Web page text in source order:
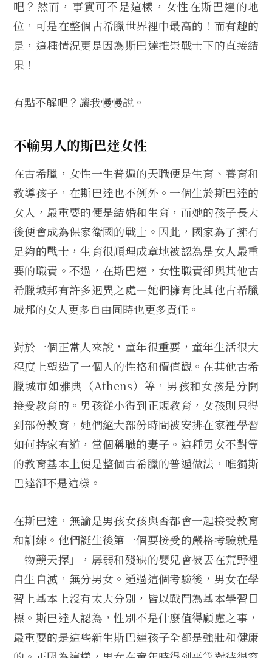
吧？然而，事實可不是這樣，女性在斯巴達的地
位，可是在整個古希臘世界裡中最高的！而有趣的
是，這種情況更是因為斯巴達推崇戰士下的直接結
果！
有點不解吧？讓我慢慢說。
不輸男人的斯巴達女性
在古希臘，女性一生普遍的天職便是生育、養育和
教導孩子，在斯巴達也不例外。一個生於斯巴達的
女人，最重要的便是結婚和生育，而她的孩子長大
後便會成為保家衛國的戰士。因此，國家為了擁有
足夠的戰士，生育很順理成章地被認為是女人最重
要的職責。不過，在斯巴達，女性職責卻與其他古
希臘城邦有許多迥異之處—她們擁有比其他古希臘
城邦的女人更多自由同時也更多責任。
對於一個正常人來說，童年很重要，童年生活很大
程度上塑造了一個人的性格和價值觀。在其他古希
臘城市如雅典（Athens）等，男孩和女孩是分開
接受教育的。男孩從小得到正規教育，女孩則只得
到部份教育，她們絕大部份時間被安排在家裡學習
如何持家有道，當個稱職的妻子。這種男女不對等
的教育基本上便是整個古希臘的普遍做法，唯獨斯
巴達卻不是這樣。
在斯巴達，無論是男孩女孩與否都會一起接受教育
和訓練。他們誕生後第一個要接受的嚴格考驗就是
「物競天擇」，孱弱和殘缺的嬰兒會被丟在荒野裡
自生自滅，無分男女。通過這個考驗後，男女在學
習上基本上沒有太大分別，皆以戰鬥為基本學習目
標。斯巴達人認為，性別不是什麼值得顧慮之事，
最重要的是這些新生斯巴達孩子全都是強壯和健康